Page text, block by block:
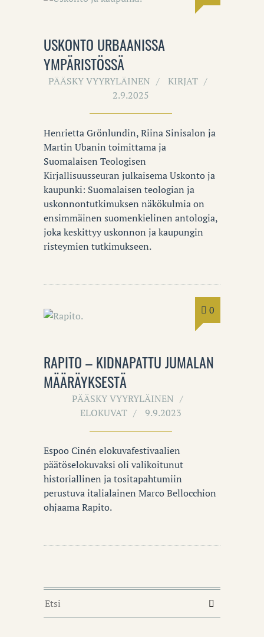
USKONTO URBAANISSA
YMPÄRISTÖSSÄ
PÄÄSKY VYYRYLÄINEN
KIRJAT
2.9.2025
Henrietta Grönlundin, Riina Sinisalon ja
Martin Ubanin toimittama ja
Suomalaisen Teologisen
Kirjallisuusseuran julkaisema Uskonto ja
kaupunki: Suomalaisen teologian ja
uskonnontutkimuksen näkökulmia on
ensimmäinen suomenkielinen antologia,
joka keskittyy uskonnon ja kaupungin
risteymien tutkimukseen.
0
RAPITO – KIDNAPATTU JUMALAN
MÄÄRÄYKSESTÄ
PÄÄSKY VYYRYLÄINEN
ELOKUVAT
9.9.2023
Espoo Cinén elokuvafestivaalien
päätöselokuvaksi oli valikoitunut
historiallinen ja tositapahtumiin
perustuva italialainen Marco Bellocchion
ohjaama Rapito.